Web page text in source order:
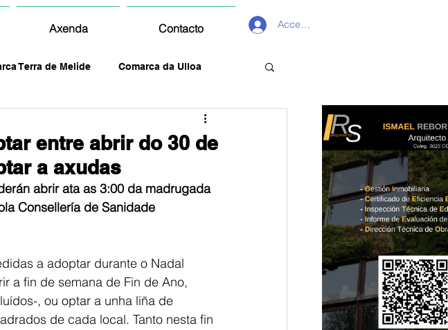
Axenda Contacto Acceder
Terra de Melide Comarca da Ulloa
entre abrir do 30 de
a axudas
abrir ata as 3:00 da madrugada
Consellería de Sanidade
a adoptar durante o Nadal
a fin de semana de Fin de Ano,
, ou optar a unha liña de
de cada local. Tanto nesta fin